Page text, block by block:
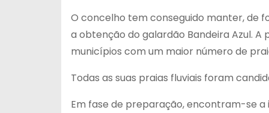
O concelho tem conseguido manter, de
a obtenção do galardão Bandeira Azul. A
municípios com um maior número de
Todas as suas praias fluviais foram
Em fase de preparação, encontram-se